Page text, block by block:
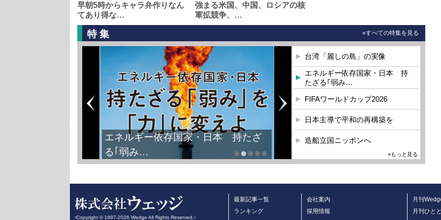
早朝5時からキャラ弁作りなん
てあり得な…
強まる米国、中国、ロシアの核
軍拡競争、…
特集 »すべての特集を見る
エネルギー依存国家・日本 持たざ
る｢弱み…
台湾「麗しの島」の実像
エネルギー依存国家・日本 持
たざる｢弱み…
FIFAワールドカップ2026
日本主導で平和の再構築を
造船立国ニッポンへ
»もっと見る
‹Copyright © 1997-2026 Wedge All Rights Reserved.›
最新記事一覧
ランキング
会社案内
採用情報
月刊
月刊ひと